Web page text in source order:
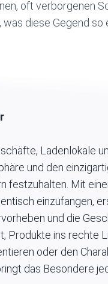
oft verborgenen
diese Gegend so
Ladenlokale
und den
festzuhalten. Mit
einzufangen,
und die
Produkte ins rechte
oder den
das Besondere